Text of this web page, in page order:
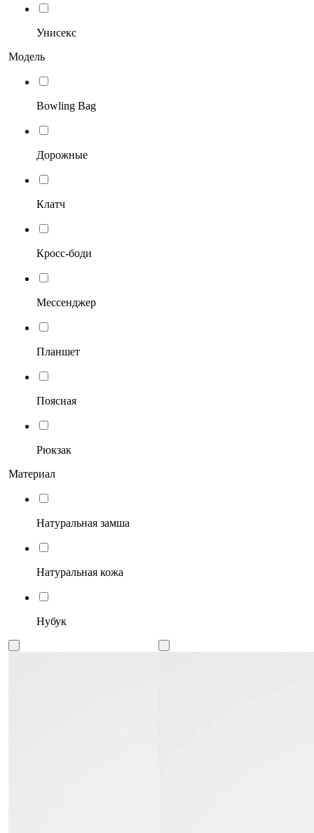
Унисекс
Модель
Bowling Bag
Дорожные
Клатч
Кросс-боди
Мессенджер
Планшет
Поясная
Рюкзак
Материал
Натуральная замша
Натуральная кожа
Нубук